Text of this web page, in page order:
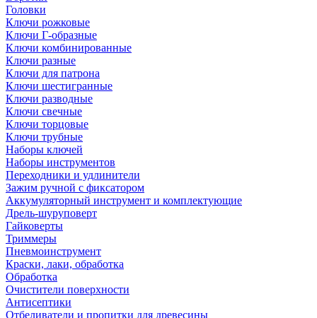
Головки
Ключи рожковые
Ключи Г-образные
Ключи комбинированные
Ключи разные
Ключи для патрона
Ключи шестигранные
Ключи разводные
Ключи свечные
Ключи торцовые
Ключи трубные
Наборы ключей
Наборы инструментов
Переходники и удлинители
Зажим ручной с фиксатором
Аккумуляторный инструмент и комплектующие
Дрель-шуруповерт
Гайковерты
Триммеры
Пневмоинструмент
Краски, лаки, обработка
Обработка
Очистители поверхности
Антисептики
Отбеливатели и пропитки для древесины